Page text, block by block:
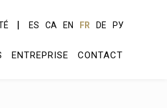
ES CA EN FR DE РУ
ENTREPRISE CONTACT